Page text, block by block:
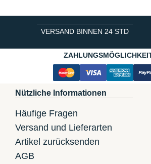
VERSAND BINNEN 24 STD
Nützliche Informationen
Häufige Fragen
Versand und Lieferarten
Artikel zurücksenden
AGB